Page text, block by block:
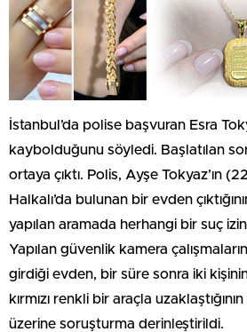
İstanbul’da polise başvuran Esra
kaybolduğunu söyledi. Başlatılan
ortaya çıktı. Polis, Ayşe Tokyaz’ın
Halkalı’da bulunan bir evden
yapılan aramada herhangi bir suç
Yapılan güvenlik kamera
girdiği evden, bir süre sonra iki
kırmızı renkli bir araçla
üzerine soruşturma derinleştirildi.